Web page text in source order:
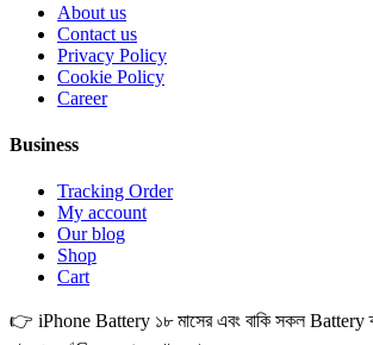
About us
Contact us
Privacy Policy
Cookie Policy
Career
Business
Tracking Order
My account
Our blog
Shop
Cart
👉 iPhone Battery ১৮ মাসের এবং বাকি সকল Battery